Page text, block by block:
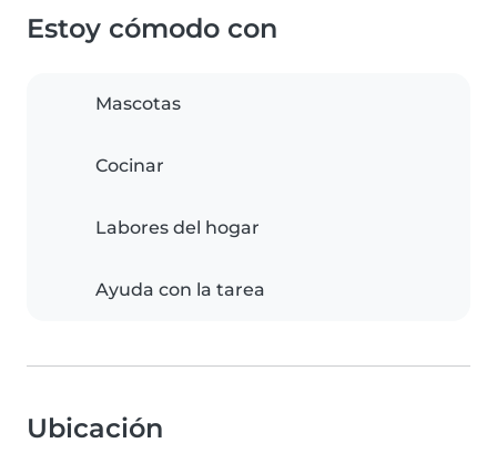
Estoy cómodo con
Mascotas
Cocinar
Labores del hogar
Ayuda con la tarea
Ubicación